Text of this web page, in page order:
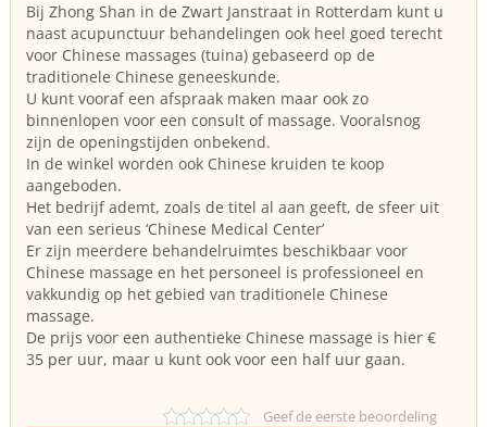
Bij Zhong Shan in de Zwart Janstraat in Rotterdam kunt u
naast acupunctuur behandelingen ook heel goed terecht
voor Chinese massages (tuina) gebaseerd op de
traditionele Chinese geneeskunde.
U kunt vooraf een afspraak maken maar ook zo
binnenlopen voor een consult of massage. Vooralsnog
zijn de openingstijden onbekend.
In de winkel worden ook Chinese kruiden te koop
aangeboden.
Het bedrijf ademt, zoals de titel al aan geeft, de sfeer uit
van een serieus ‘Chinese Medical Center’
Er zijn meerdere behandelruimtes beschikbaar voor
Chinese massage en het personeel is professioneel en
vakkundig op het gebied van traditionele Chinese
massage.
De prijs voor een authentieke Chinese massage is hier €
35 per uur, maar u kunt ook voor een half uur gaan.
Geef de eerste beoordeling